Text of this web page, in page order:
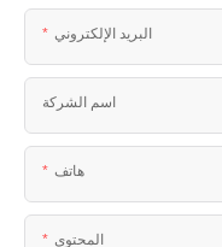
البريد الإلكتروني
اسم الشركة
هاتف
المحتوى